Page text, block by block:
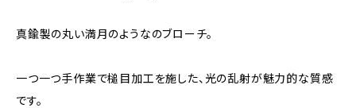
真鍮製の丸い満月のようなのブローチ。
一つ一つ手作業で槌目加工を施した、光の乱射が魅力的な質感
です。